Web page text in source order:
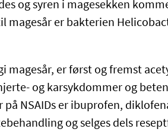
og syren i magesekken
magesår er bakterien
magesår, er først og fremst
og karsykdommer og
på NSAIDs er ibuprofen,
og selges dels